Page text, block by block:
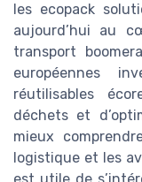
les ecopack
aujourd’hui au
transport
européennes
réutilisables
déchets et
mieux
logistique et les